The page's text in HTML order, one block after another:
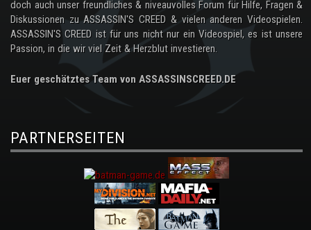
doch auch unser freundliches & niveauvolles Forum für Hilfe, Fragen &
Diskussionen zu ASSASSIN'S CREED & vielen anderen Videospielen.
ASSASSIN'S CREED ist für uns nicht nur ein Videospiel, es ist unsere
Passion, in die wir viel Zeit & Herzblut investieren.
Euer geschätztes Team von ASSASSINSCREED.DE
PARTNERSEITEN